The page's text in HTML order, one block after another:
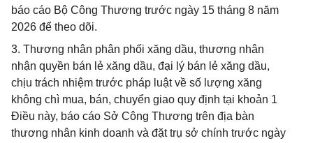
báo cáo Bộ Công Thương trước ngày 15 tháng 8 năm
2026 để theo dõi.
3. Thương nhân phân phối xăng dầu, thương nhân
nhận quyền bán lẻ xăng dầu, đại lý bán lẻ xăng dầu,
chịu trách nhiệm trước pháp luật về số lượng xăng
không chì mua, bán, chuyển giao quy định tại khoản 1
Điều này, báo cáo Sở Công Thương trên địa bàn
thương nhân kinh doanh và đặt trụ sở chính trước ngày